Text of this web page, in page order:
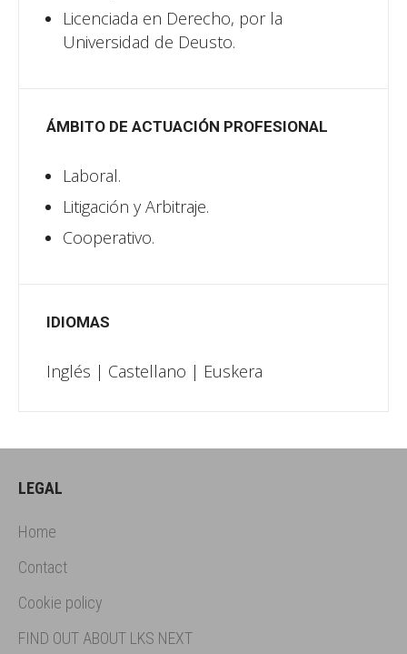
LEGAL
Home
Contact
Cookie policy
FIND OUT ABOUT LKS NEXT
Licenciada en Derecho, por la
Universidad de Deusto.
ÁMBITO DE ACTUACIÓN PROFESIONAL
Laboral.
Litigación y Arbitraje.
Cooperativo.
IDIOMAS
Inglés | Castellano | Euskera